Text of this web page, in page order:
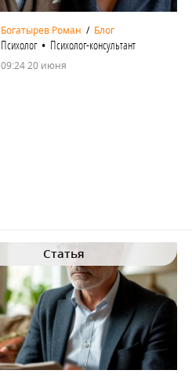
Богатырев Роман / Блог
Психолог • Психолог-консультант
09:24 20 июня
Статья